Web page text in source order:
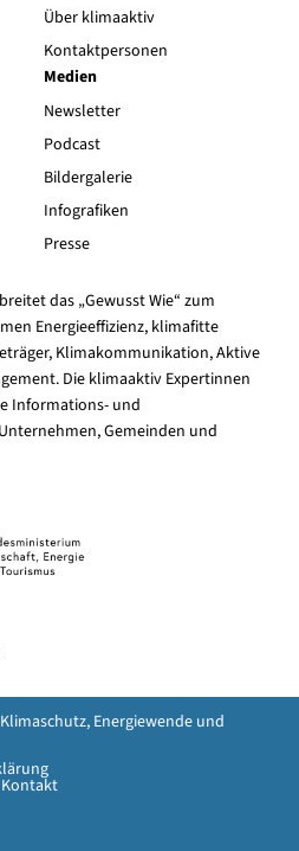
Über klimaaktiv
Kontaktpersonen
Medien
Newsletter
Podcast
Bildergalerie
Infografiken
Presse
das „Gewusst Wie“ zum
Energieeffizienz, klimafitte
Klimakommunikation, Aktive
Die klimaaktiv Expertinnen
Informations- und
Gemeinden und
Kontakt
Energiewende und